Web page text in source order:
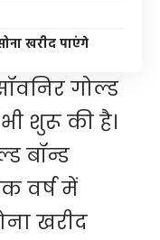
खरीद पाएंगे
गोल्ड
शुरू की है।
बॉन्ड
वर्ष में
खरीद